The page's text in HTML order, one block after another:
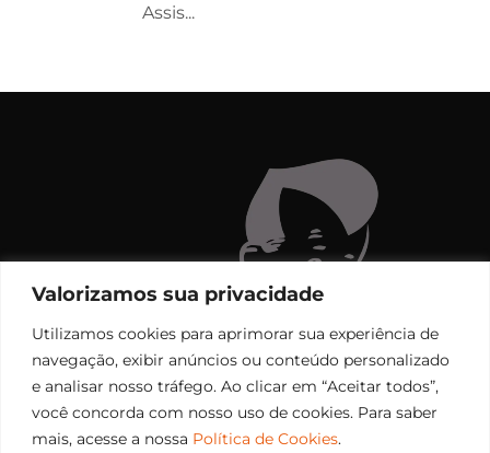
Valorizamos sua privacidade
Utilizamos cookies para aprimorar sua experiência de
navegação, exibir anúncios ou conteúdo personalizado
e analisar nosso tráfego. Ao clicar em “Aceitar todos”,
você concorda com nosso uso de cookies. Para saber
mais, acesse a nossa Política de Cookies.
Assis...